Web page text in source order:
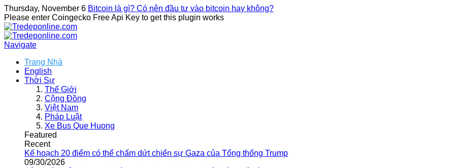
Thursday, November 6 Bitcoin là gì? Có nên đầu tư vào bitcoin hay không?
Please enter Coingecko Free Api Key to get this plugin works
Navigate
Trang Nhà
English
Thời Sự
Thế Giới
Cộng Đồng
Việt Nam
Pháp Luật
Xe Bus Que Huong
Featured
Recent
Kế hoạch 20 điểm có thể chấm dứt chiến sự Gaza của Tổng thống Trump
09/30/2026